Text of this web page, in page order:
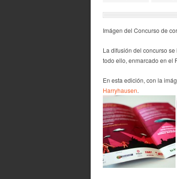
Imágen del Concurso de
La difusión del concurso
todo ello, enmarcado en el
En esta edición, con la
Harryhausen.